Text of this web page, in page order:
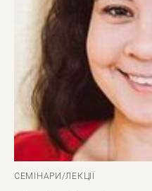
СЕМІНАРИ/ЛЕКЦІЇ